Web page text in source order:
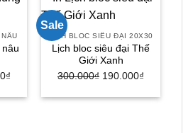
NÂU
₫
Sale
LỊCH BLOC SIÊU ĐẠI 20X30
Lịch bloc siêu đại Thế
Giới Xanh
300.000₫ Giá
190.000₫